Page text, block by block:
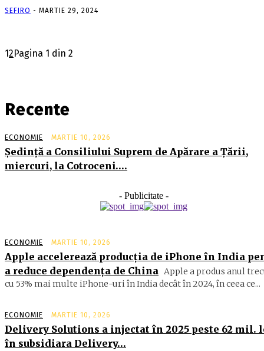
SEFIRO - MARTIE 29, 2024
12Pagina 1 din 2
Recente
ECONOMIE MARTIE 10, 2026
Şedinţă a Consiliului Suprem de Apărare a Ţării,
miercuri, la Cotroceni….
- Publicitate -
ECONOMIE MARTIE 10, 2026
Apple accelerează producția de iPhone în India
a reduce dependența de China Apple a produs anul
cu 53% mai multe iPhone-uri în India decât în 2024, în ceea ce...
ECONOMIE MARTIE 10, 2026
Delivery Solutions a injectat în 2025 peste 62 mil.
în subsidiara Delivery…